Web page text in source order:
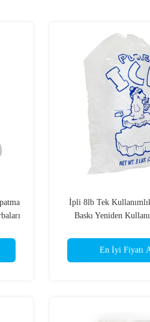
İpli 8lb Tek
Baskı Yeniden
En İyi Fiyatı